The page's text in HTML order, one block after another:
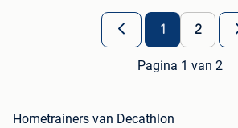
1 2
Pagina 1 van 2
Hometrainers van Decathlon